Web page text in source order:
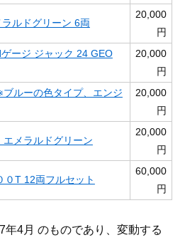
ルドグリーン 6両
20,000
円
ージ ジャック 24 GEO
20,000
円
ルーの色タイプ、エンジ
20,000
円
メラルドグリーン
20,000
円
T 12両フルセット
60,000
円
年4月 のものであり、変動する